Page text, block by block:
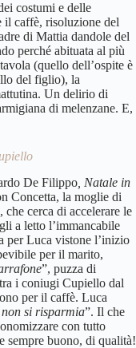
costumi e delle
il caffè, risoluzione del
di Mattia dandole del
perché abituata al più
(quello dell’ospite è
del figlio), la
Un delirio di
di melenzane. E,
De Filippo , Natale in
Concetta, la moglie di
cerca di accelerare le
a letto l’immancabile
per Luca vistone l’inizio
per il marito,
”, puzza di
i coniugi Cupiello dal
per il caffè. Luca
si risparmia”. Il che
con tutto
sempre buono, di qualità!